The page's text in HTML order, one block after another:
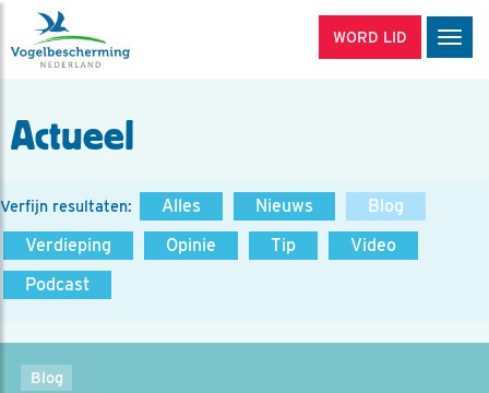
WORD LID
Actueel
Verfijn resultaten: Alles Nieuws
Blog
Verdieping
Opinie Tip
Video
Podcast
Blog